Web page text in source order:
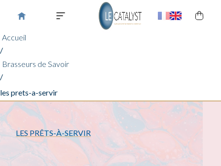
Accueil
/
Brasseurs de Savoir
/
les prets-a-servir
LES PRÊTS-À-SERVIR